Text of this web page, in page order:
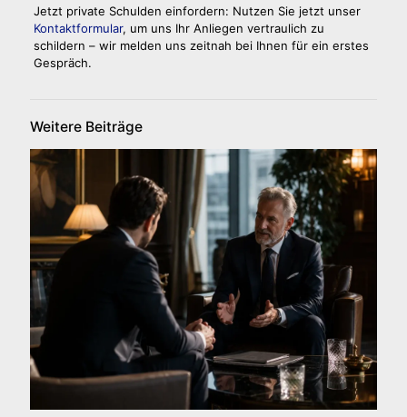
Jetzt private Schulden einfordern: Nutzen Sie jetzt unser
Kontaktformular, um uns Ihr Anliegen vertraulich zu
schildern – wir melden uns zeitnah bei Ihnen für ein erstes
Gespräch.
Weitere Beiträge